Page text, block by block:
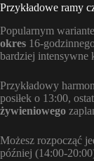
Przykładowe ramy
Popularnym
okres 16-
bardziej intensywne
Przykładowy
posiłek o 13:00,
żywieniowego
Możesz rozpocząć
później (14:00-